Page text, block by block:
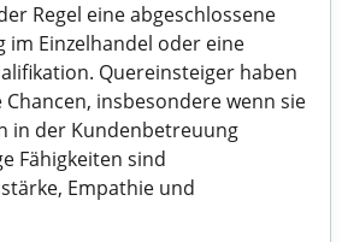
Regel eine abgeschlossene
im Einzelhandel oder eine
Quereinsteiger haben
insbesondere wenn sie
in der Kundenbetreuung
Fähigkeiten sind
Empathie und